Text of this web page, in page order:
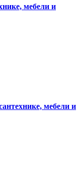
мебели и
мебели и